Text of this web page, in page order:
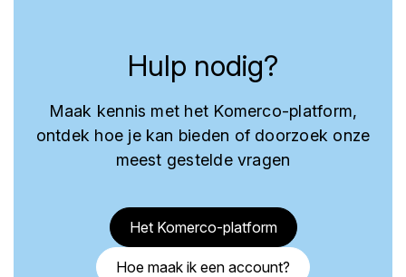
Hulp nodig?
Maak kennis met het Komerco-platform,
ontdek hoe je kan bieden of doorzoek onze
meest gestelde vragen
Het Komerco-platform
Hoe maak ik een account?